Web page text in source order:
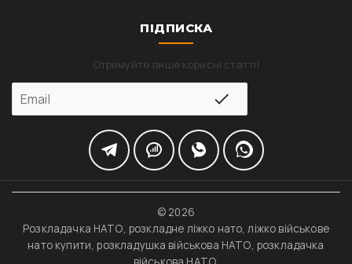
ПІДПИСКА
Отримуйте лише корисні статті!
© 2026
Розкладачка НАТО, розкладне ліжко нато, ліжко військове
нато купити, розкладушка військова НАТО, розкладачка